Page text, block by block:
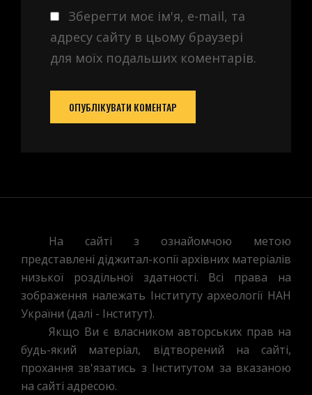
Зберегти моє ім'я, e-mail, та
адресу сайту в цьому браузері
для моїх подальших коментарів.
На сайті з ознайомчою метою
представлені діджитал-копії архівних матеріалів
низької роздільної здатності. Всі права на
зображення належать Інституту археології НАН
України (далі - Інститут).
Якщо Ви є власником авторських прав на
будь-який матеріал, відтворений на сайті,
прохання зв'язатись з Інститутом за вказаною
на сайті адресою.